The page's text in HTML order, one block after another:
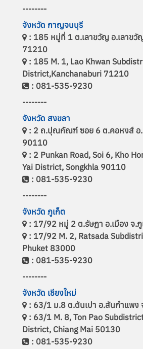
--------
จังหวัด กาญจนบุรี
: 185 หมู่ที่ 1 ต.เลาขวัญ อ.เลาข
71210
: 185 M. 1, Lao Khwan
District,Kanchanaburi 71210
: 081-535-9230
--------
จังหวัด สงขลา
: 2 ถ.ปุณกัณฑ์ ซอย 6 ต.คอหงส์ อ
90110
: 2 Punkan Road, Soi 6, Kho
Yai District, Songkhla 90110
: 081-535-9230
--------
จังหวัด ภูเก็ต
: 17/92 หมู่ 2 ต.รัษฏา อ.เมือง จ.
: 17/92 M. 2, Ratsada
Phuket 83000
: 081-535-9230
--------
จังหวัด เชียงใหม่
: 63/1 ม.8 ต.ต้นเปา อ.สันกำแพง
: 63/1 M. 8, Ton Pao
District, Chiang Mai 50130
: 081-535-9230